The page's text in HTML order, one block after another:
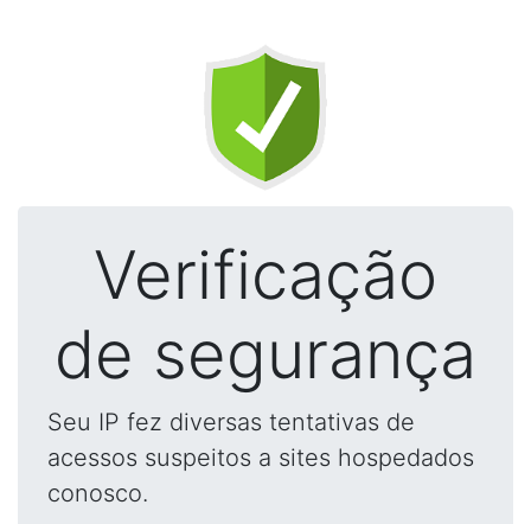
Verificação
de segurança
Seu IP fez diversas tentativas de
acessos suspeitos a sites hospedados
conosco.